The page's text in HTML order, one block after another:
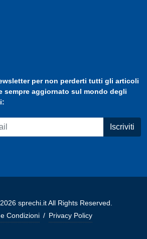
per non perderti tutti gli articoli
sempre aggiornato sul mondo degli
Iscriviti
sprechi.it All Rights Reserved.
Condizioni / Privacy Policy